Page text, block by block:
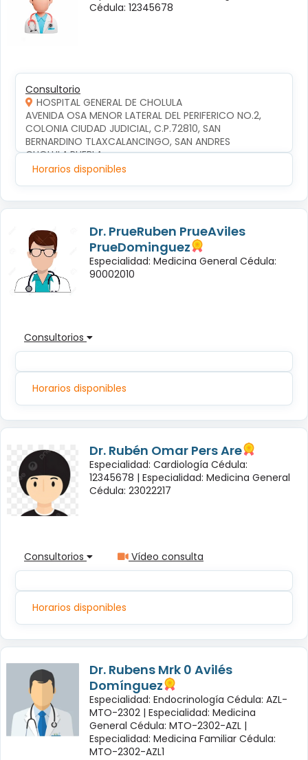
Cédula: 12345678
Consultorio
HOSPITAL GENERAL DE CHOLULA
AVENIDA OSA MENOR LATERAL DEL PERIFERICO NO.2,
COLONIA CIUDAD JUDICIAL, C.P.72810, SAN
BERNARDINO TLAXCALANCINGO, SAN ANDRES
CHOLULA,PUEBLA
Horarios disponibles
Dr. PrueRuben PrueAviles
PrueDominguez
Especialidad: Medicina General Cédula:
90002010
Consultorios
Horarios disponibles
Dr. Rubén Omar Pers Are
Especialidad: Cardiología Cédula:
12345678 | Especialidad: Medicina General
Cédula: 23022217
Consultorios Vídeo consulta
Horarios disponibles
Dr. Rubens Mrk 0 Avilés
Domínguez
Especialidad: Endocrinología Cédula: AZL-
MTO-2302 | Especialidad: Medicina
General Cédula: MTO-2302-AZL |
Especialidad: Medicina Familiar Cédula:
MTO-2302-AZL1